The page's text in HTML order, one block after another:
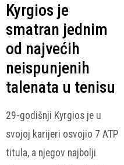
Kyrgios je
smatran jednim
od najvećih
neispunjenih
talenata u tenisu
29-godišnji Kyrgios je u
svojoj karijeri osvojio 7 ATP
titula, a njegov najbolji